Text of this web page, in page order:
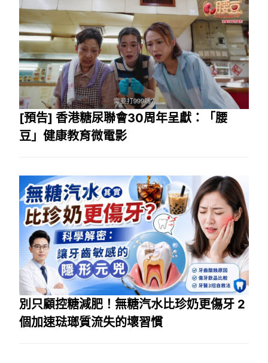
[預告] 香港糖尿聯會30周年呈獻：「腰
豆」健康教育微電影
別只顧控糖減肥！無糖汽水比珍奶更傷牙 2
個加速琺瑯質流失的壞習慣